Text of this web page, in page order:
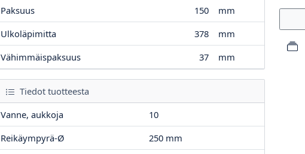
Paksuus
150
mm
Ulkoläpimitta
378
mm
Vähimmäispaksuus
37 mm
Tiedot tuotteesta
Vanne, aukkoja
10
Reikäympyrä-Ø
250 mm